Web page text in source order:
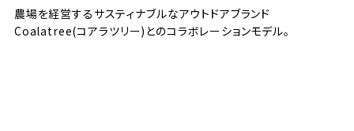
農場を経営するサスティナブルなアウトドアブランド
Coalatree(コアラツリー)とのコラボレーションモデル。